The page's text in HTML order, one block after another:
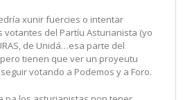
xunir fuercies o intentar
votantes del Partíu Asturianista (yo
de Unidá…esa parte del
tienen que ver un proyeutu
votando a Podemos y a Foro.